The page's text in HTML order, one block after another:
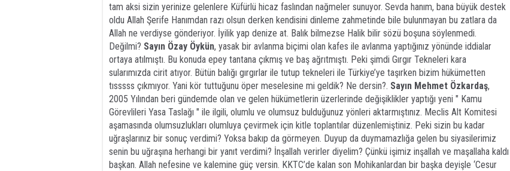
tam aksi sizin yerinize gelenlere Küfürlü hicaz faslından nağmeler sunuyor. Sevda hanım, bana büyük destek
oldu Allah Şerife Hanımdan razı olsun derken kendisini dinleme zahmetinde bile bulunmayan bu zatlara da
Allah ne verdiyse gönderiyor. İyilik yap denize at. Balık bilmezse Halik bilir sözü boşuna söylenmedi.
Değilmi? Sayın Özay Öykün, yasak bir avlanma biçimi olan kafes ile avlanma yaptığınız yönünde iddialar
ortaya atılmıştı. Bu konuda epey tantana çıkmış ve baş ağrıtmıştı. Peki şimdi Gırgır Tekneleri kara
sularımızda cirit atıyor. Bütün balığı gırgırlar ile tutup tekneleri ile Türkiye’ye taşırken bizim hükümetten
tısssss çıkmıyor. Yani kör tuttuğunu öper meselesine mi geldik? Ne dersin?. Sayın Mehmet Özkardaş,
2005 Yılından beri gündemde olan ve gelen hükümetlerin üzerlerinde değişiklikler yaptığı yeni " Kamu
Görevlileri Yasa Taslağı " ile ilgili, olumlu ve olumsuz bulduğunuz yönleri aktarmıştınız. Meclis Alt Komitesi
aşamasında olumsuzlukları olumluya çevirmek için kitle toplantılar düzenlemiştiniz. Peki sizin bu kadar
uğraşlarınız bir sonuç verdimi? Yoksa bakıp da görmeyen. Duyup da duymamazlığa gelen bu siyasilerimiz
senin bu uğraşına herhangi bir yanıt verdimi? İnşallah verirler diyelim? Çünkü işimiz inşallah ve maşallaha kaldı
başkan. Allah nefesine ve kalemine güç versin. KKTC’de kalan son Mohikanlardan bir başka deyişle ‘Cesur